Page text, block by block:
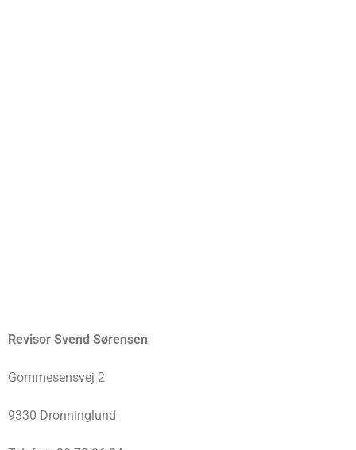
Revisor Svend Sørensen
Gommesensvej 2
9330 Dronninglund